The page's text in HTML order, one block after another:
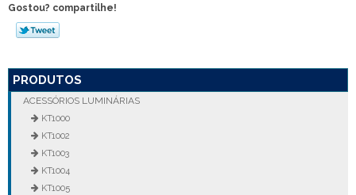
Gostou? compartilhe!
PRODUTOS
ACESSÓRIOS LUMINÁRIAS
KT1000
KT1002
KT1003
KT1004
KT1005